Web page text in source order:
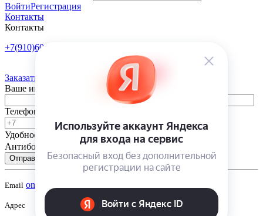
ВойтиРегистрация
Контакты
Контакты
+7(910)601-10-10
Заказать обратный звонок
Ваше имя
Телефон
Удобное время
-
Антибот
Отправить
Email onsad@onsad.ru
Адрес